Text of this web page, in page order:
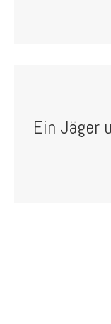
Ein Jäger